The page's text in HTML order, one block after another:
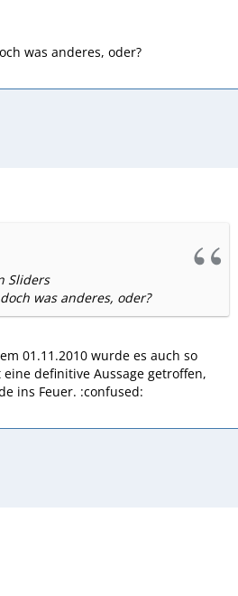
was anderes, oder?
Sliders
was anderes, oder?
01.11.2010 wurde es auch so
definitive Aussage getroffen,
ins Feuer. :confused: